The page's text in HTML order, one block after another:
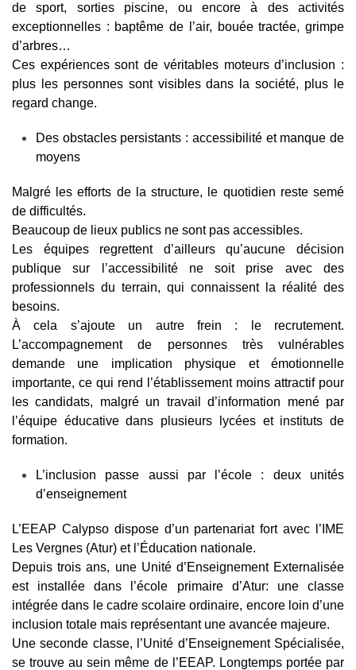
de sport, sorties piscine, ou encore à des activités
exceptionnelles : baptême de l’air, bouée tractée, grimpe
d’arbres…
Ces expériences sont de véritables moteurs d’inclusion :
plus les personnes sont visibles dans la société, plus le
regard change.
Des obstacles persistants : accessibilité et manque de
moyens
Malgré les efforts de la structure, le quotidien reste semé
de difficultés.
Beaucoup de lieux publics ne sont pas accessibles.
Les équipes regrettent d’ailleurs qu’aucune décision
publique sur l’accessibilité ne soit prise avec des
professionnels du terrain, qui connaissent la réalité des
besoins.
À cela s’ajoute un autre frein : le recrutement.
L’accompagnement de personnes très vulnérables
demande une implication physique et émotionnelle
importante, ce qui rend l’établissement moins attractif pour
les candidats, malgré un travail d’information mené par
l’équipe éducative dans plusieurs lycées et instituts de
formation.
L’inclusion passe aussi par l’école : deux unités
d’enseignement
L’EEAP Calypso dispose d’un partenariat fort avec l’IME
Les Vergnes (Atur) et l’Éducation nationale.
Depuis trois ans, une Unité d’Enseignement Externalisée
est installée dans l’école primaire d’Atur: une classe
intégrée dans le cadre scolaire ordinaire, encore loin d’une
inclusion totale mais représentant une avancée majeure.
Une seconde classe, l’Unité d’Enseignement Spécialisée,
se trouve au sein même de l’EEAP. Longtemps portée par